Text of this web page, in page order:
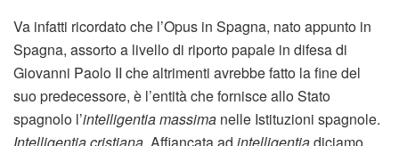
Va infatti ricordato che l’Opus in Spagna, nato appunto in
Spagna, assorto a livello di riporto papale in difesa di
Giovanni Paolo II che altrimenti avrebbe fatto la fine del
suo predecessore, è l’entità che fornisce allo Stato
spagnolo l’intelligentia massima nelle Istituzioni spagnole.
Intelligentia cristiana. Affiancata ad intelligentiadiciamo